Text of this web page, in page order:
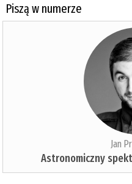
Piszą w numerze
Jan
Astronomiczny